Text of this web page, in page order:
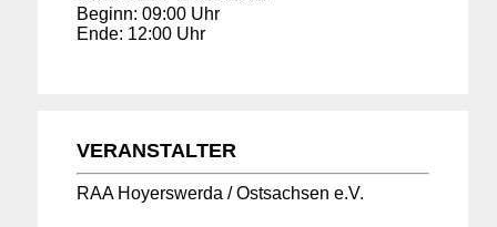
Beginn: 09:00 Uhr
Ende: 12:00 Uhr
VERANSTALTER
RAA Hoyerswerda / Ostsachsen e.V.